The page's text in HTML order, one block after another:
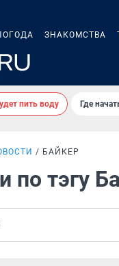
ЗНАКОМСТВА
пить воду Где
БАЙКЕР
по тэгу